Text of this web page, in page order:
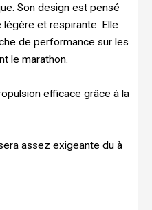
Son design est pensé
et respirante. Elle
de performance sur les
le marathon.
efficace grâce à la
assez exigeante du à